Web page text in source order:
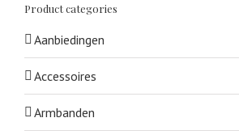
Product categories
Aanbiedingen
Accessoires
Armbanden